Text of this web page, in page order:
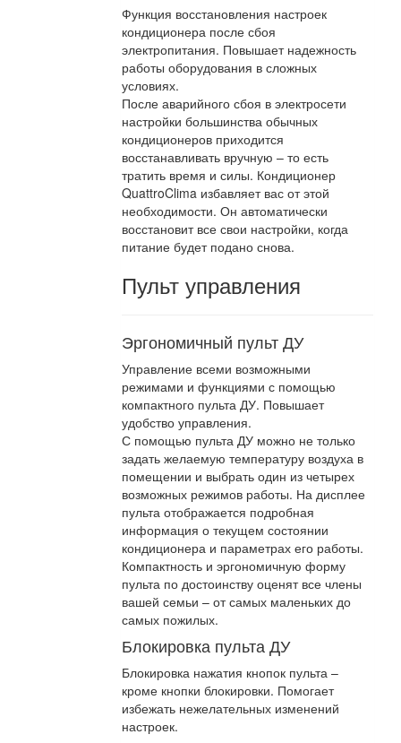
Функция восстановления настроек
кондиционера после сбоя
электропитания. Повышает надежность
работы оборудования в сложных
условиях.
После аварийного сбоя в электросети
настройки большинства обычных
кондиционеров приходится
восстанавливать вручную – то есть
тратить время и силы. Кондиционер
QuattroClima избавляет вас от этой
необходимости. Он автоматически
восстановит все свои настройки, когда
питание будет подано снова.
Пульт управления
Эргономичный пульт ДУ
Управление всеми возможными
режимами и функциями с помощью
компактного пульта ДУ. Повышает
удобство управления.
С помощью пульта ДУ можно не только
задать желаемую температуру воздуха в
помещении и выбрать один из четырех
возможных режимов работы. На дисплее
пульта отображается подробная
информация о текущем состоянии
кондиционера и параметрах его работы.
Компактность и эргономичную форму
пульта по достоинству оценят все члены
вашей семьи – от самых маленьких до
самых пожилых.
Блокировка пульта ДУ
Блокировка нажатия кнопок пульта –
кроме кнопки блокировки. Помогает
избежать нежелательных изменений
настроек.